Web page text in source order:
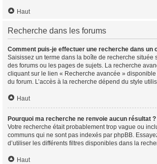
Haut
Recherche dans les forums
Comment puis-je effectuer une recherche dans un
Saisissez un terme dans la boîte de recherche située
des forums ou les pages de sujets. La recherche
cliquant sur le lien « Recherche avancée »
du forum. L’accès à la recherche dépend du style
Haut
Pourquoi ma recherche ne renvoie aucun résultat ?
Votre recherche était probablement trop vague ou
communs qui ne sont pas indexés par phpBB.
d’utiliser les différents filtres disponibles dans la
Haut